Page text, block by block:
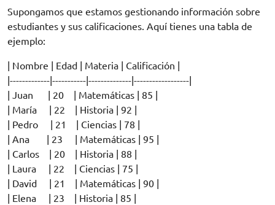
Supongamos que estamos gestionando información sobre
estudiantes y sus calificaciones. Aquí tienes una tabla de
ejemplo:
| Nombre | Edad | Materia | Calificación |
|-------------|-----------|--------------|------------------|
| Juan | 20 | Matemáticas | 85 |
| María | 22 | Historia | 92 |
| Pedro | 21 | Ciencias | 78 |
| Ana | 23 | Matemáticas | 95 |
| Carlos | 20 | Historia | 88 |
| Laura | 22 | Ciencias | 75 |
| David | 21 | Matemáticas | 90 |
| Elena | 23 | Historia | 85 |